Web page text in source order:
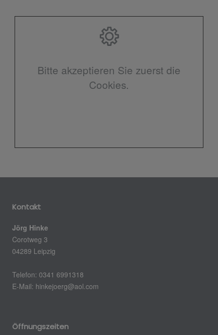
Bitte akzeptieren Sie zuerst die
Cookies.
Kontakt
Jörg Hinke
Corotweg 3
04289 Leipzig
Telefon: 0341 6991318
E-Mail: hinkejoerg@aol.com
Öffnungszeiten